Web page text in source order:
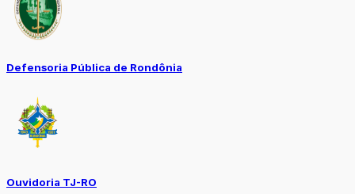
Defensoria Pública de Rondônia
Ouvidoria TJ-RO